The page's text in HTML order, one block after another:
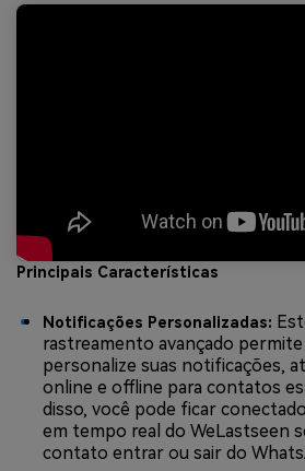
Principais Características
Notificações Personalizadas:
rastreamento avançado permite
personalize suas notificações,
online e offline para contatos
disso, você pode ficar
em tempo real do WeLastseen
contato entrar ou sair do